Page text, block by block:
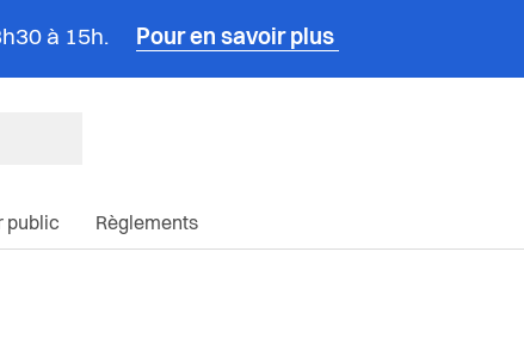
à 15h. Pour en savoir plus
public Règlements